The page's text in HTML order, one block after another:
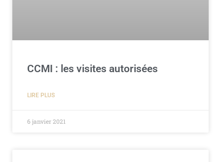
CCMI : les visites autorisées
LIRE PLUS
6 janvier 2021